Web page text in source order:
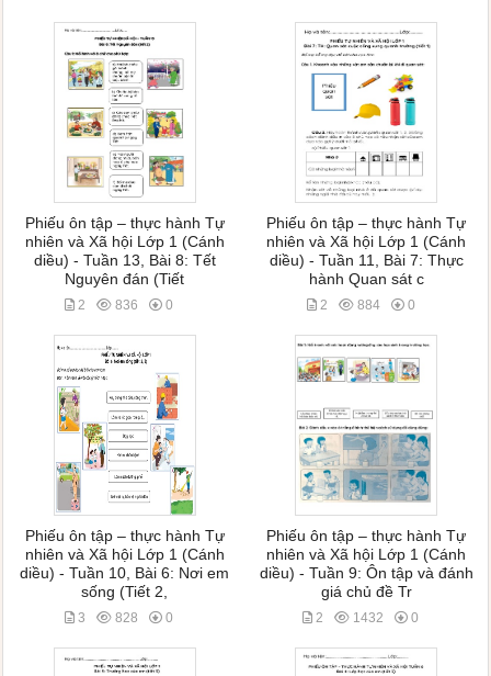
Phiếu ôn tập – thực hành Tự
nhiên và Xã hội Lớp 1 (Cánh
diều) - Tuần 13, Bài 8: Tết
Nguyên đán (Tiết
2 836 0
Phiếu ôn tập – thực hành Tự
nhiên và Xã hội Lớp 1 (Cánh
diều) - Tuần 11, Bài 7: Thực
hành Quan sát c
2 884 0
Phiếu ôn tập – thực hành Tự
nhiên và Xã hội Lớp 1 (Cánh
diều) - Tuần 10, Bài 6: Nơi em
sống (Tiết 2,
3 828 0
Phiếu ôn tập – thực hành Tự
nhiên và Xã hội Lớp 1 (Cánh
diều) - Tuần 9: Ôn tập và đánh
giá chủ đề Tr
2 1432 0